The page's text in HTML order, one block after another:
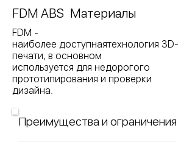
FDM ABS Материалы
FDM -
наиболее доступнаятехнология 3D-
печати, в основном
используется для недорогого
прототипирования и проверки
дизайна.
Преимущества и ограничения